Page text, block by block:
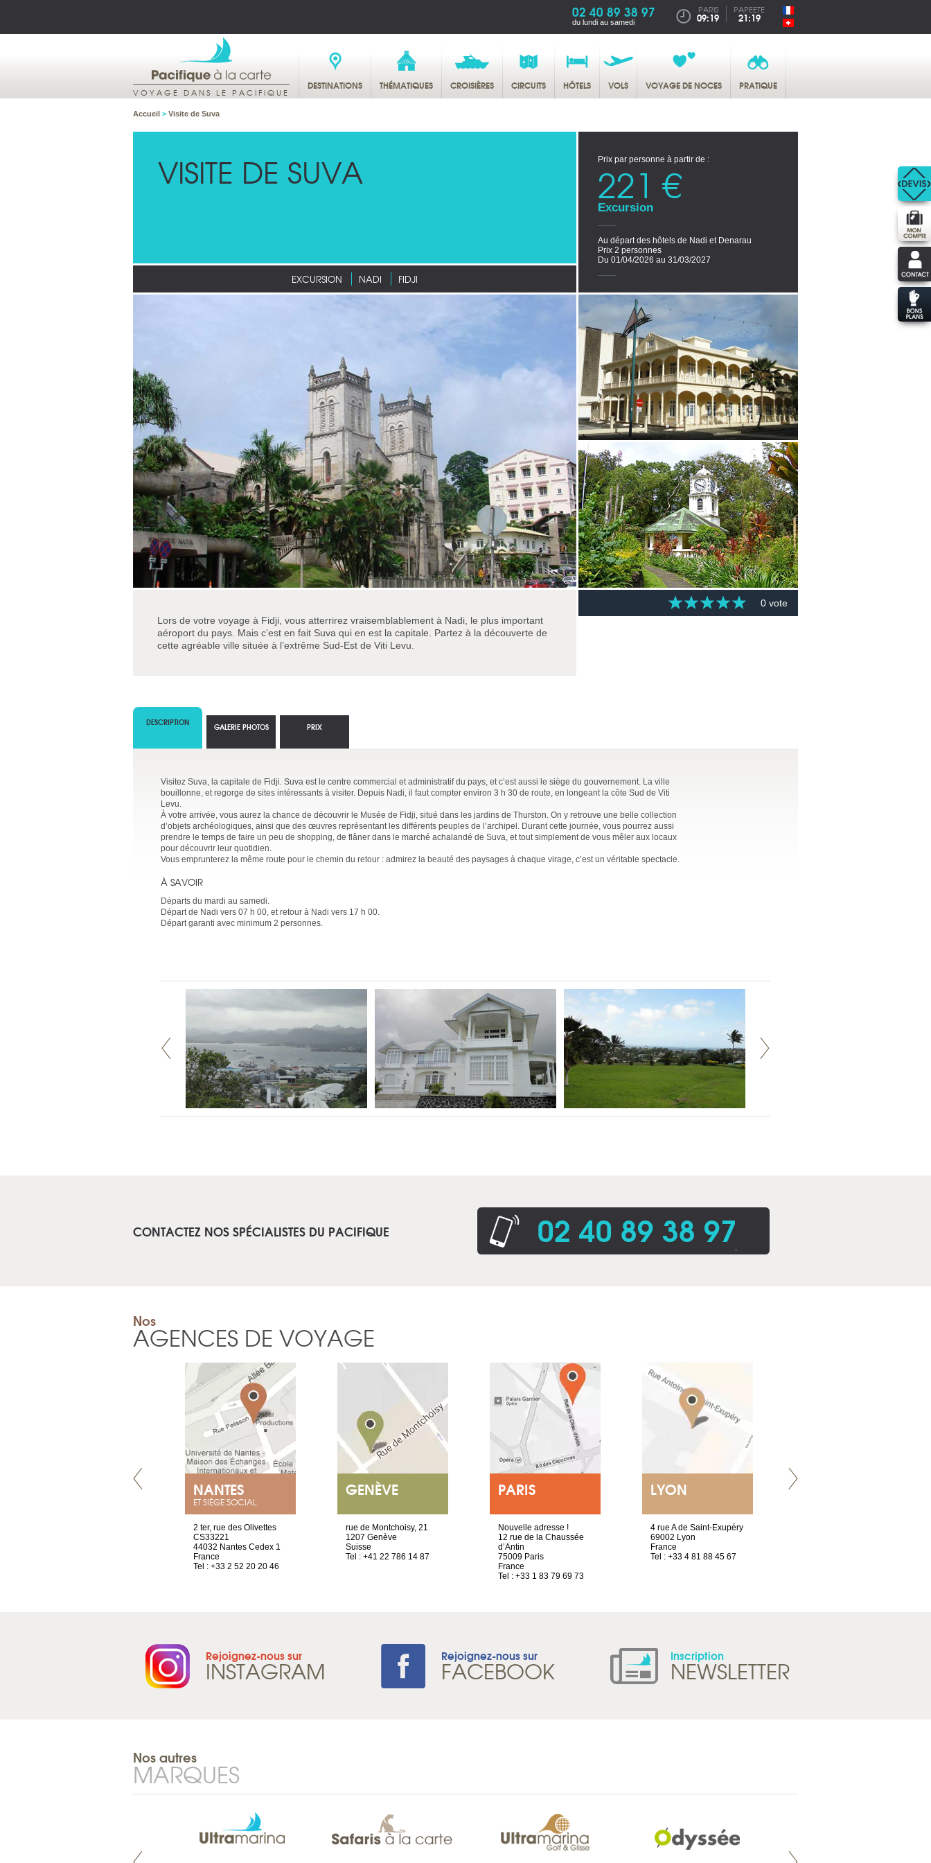
02 40 89 38 97
du lundi au samedi
PARIS
09:19
PAPEETE
21:19
VOYAGE DANS LE PACIFIQUE
DESTINATIONS THÉMATIQUES CROISIÈRES CIRCUITS HÔTELS VOLS VOYAGE DE NOCES PRATIQUE
Accueil > Visite de Suva
VISITE DE SUVA
EXCURSION NADI FIDJI
Prix par personne à partir de :
221 €
Excursion
Au départ des hôtels de Nadi et Denarau
Prix 2 personnes
Du 01/04/2026 au 31/03/2027
Lors de votre voyage à Fidji, vous atterrirez vraisemblablement à Nadi, le plus important
aéroport du pays. Mais c’est en fait Suva qui en est la capitale. Partez à la découverte de
cette agréable ville située à l’extrême Sud-Est de Viti Levu.
0 vote
DESCRIPTION
Visitez Suva, la capitale de Fidji. Suva est le centre commercial et administratif du pays, et c’est aussi le siège du gouvernement. La ville
bouillonne, et regorge de sites intéressants à visiter. Depuis Nadi, il faut compter environ 3 h 30 de route, en longeant la côte Sud de Viti
Levu.
À votre arrivée, vous aurez la chance de découvrir le Musée de Fidji, situé dans les jardins de Thurston. On y retrouve une belle collection
d’objets archéologiques, ainsi que des œuvres représentant les différents peuples de l’archipel. Durant cette journée, vous pourrez aussi
prendre le temps de faire un peu de shopping, de flâner dans le marché achalandé de Suva, et tout simplement de vous mêler aux locaux
pour découvrir leur quotidien.
Vous emprunterez la même route pour le chemin du retour : admirez la beauté des paysages à chaque virage, c’est un véritable spectacle.
À SAVOIR
Départs du mardi au samedi.
Départ de Nadi vers 07 h 00, et retour à Nadi vers 17 h 00.
Départ garanti avec minimum 2 personnes.
GALERIE PHOTOS PRIX
CONTACTEZ NOS SPÉCIALISTES DU PACIFIQUE 02 40 89 38 97.
Nos
AGENCES DE VOYAGE
NANTES
ET SIÈGE SOCIAL
2 ter, rue des Olivettes
CS33221
44032 Nantes Cedex 1
France
Tel : +33 2 52 20 20 46
GENÈVE
rue de Montchoisy, 21
1207 Genève
Suisse
Tel : +41 22 786 14 87
PARIS
Nouvelle adresse !
12 rue de la Chaussée
d’Antin
75009 Paris
France
Tel : +33 1 83 79 69 73
LYON
4 rue A de Saint-Exupéry
69002 Lyon
France
Tel : +33 4 81 88 45 67
Rejoignez-nous sur
INSTAGRAM Rejoignez-nous sur
FACEBOOK Inscription
NEWSLETTER
Nos autres
MARQUES